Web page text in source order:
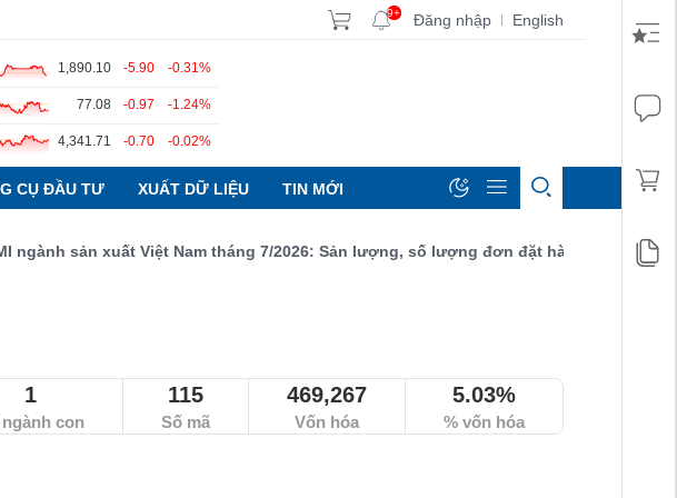
9+ Đăng nhập | English
1,890.10 -5.90 -0.31%
77.08 -0.97 -1.24%
4,341.71 -0.70 -0.02%
CỤ ĐẦU TƯ XUẤT DỮ LIỆU TIN MỚI
sản xuất Việt Nam tháng 7/2026: Sản lượng, số lượng đơn đặt hàng mới và xuất
1
con
115
Số mã
469,267
Vốn hóa
5.03%
% vốn hóa
ngữ